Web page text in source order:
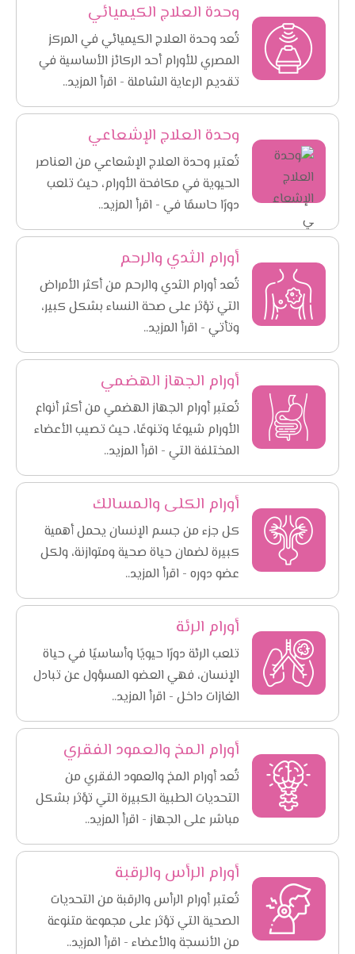
وحدة العلاج الكيميائي
تُعد وحدة العلاج الكيميائي في المركز
المصري للأورام أحد الركائز الأساسية في
تقديم الرعاية الشاملة - اقرأ المزيد..
وحدة العلاج الإشعاعي
تُعتبر وحدة العلاج الإشعاعي من العناصر
الحيوية في مكافحة الأورام، حيث تلعب
دورًا حاسمًا في - اقرأ المزيد..
أورام الثدي والرحم
تُعد أورام الثدي والرحم من أكثر الأمراض
التي تؤثر على صحة النساء بشكل كبير،
وتأتي - اقرأ المزيد..
أورام الجهاز الهضمي
تُعتبر أورام الجهاز الهضمي من أكثر أنواع
الأورام شيوعًا وتنوعًا، حيث تصيب الأعضاء
المختلفة التي - اقرأ المزيد..
أورام الكلى والمسالك
كل جزء من جسم الإنسان يحمل أهمية
كبيرة لضمان حياة صحية ومتوازنة، ولكل
عضو دوره - اقرأ المزيد..
أورام الرئة
تلعب الرئة دورًا حيويًا وأساسيًا في حياة
الإنسان، فهي العضو المسؤول عن تبادل
الغازات داخل - اقرأ المزيد..
أورام المخ والعمود الفقري
تُعد أورام المخ والعمود الفقري من
التحديات الطبية الكبيرة التي تؤثر بشكل
مباشر على الجهاز - اقرأ المزيد..
أورام الرأس والرقبة
تُعتبر أورام الرأس والرقبة من التحديات
الصحية التي تؤثر على مجموعة متنوعة
من الأنسجة والأعضاء - اقرأ المزيد..